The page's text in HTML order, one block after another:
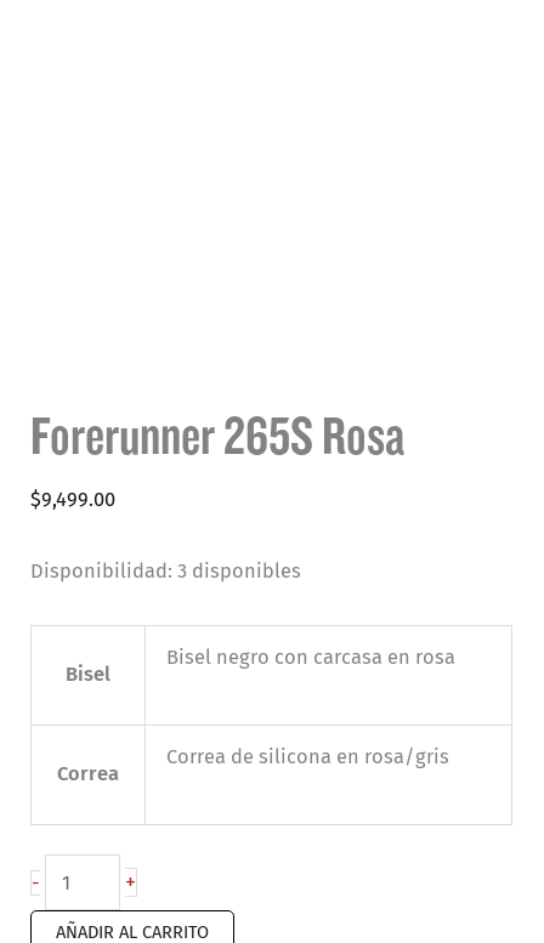
Forerunner 265S Rosa
$9,499.00
Disponibilidad: 3 disponibles
Bisel
Bisel negro con carcasa en rosa
Correa
Correa de silicona en rosa/gris
-
Forerunner
265S
+
AÑADIR AL CARRITO